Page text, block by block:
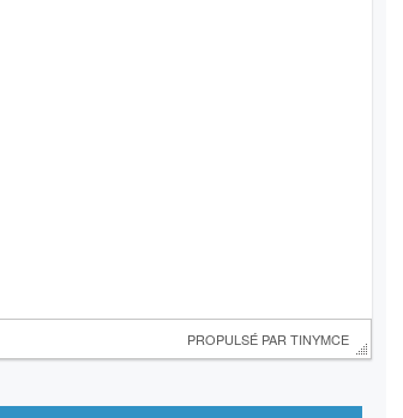
PROPULSÉ PAR TINYMCE